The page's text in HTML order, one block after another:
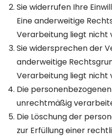
Sie widerrufen Ihre
Eine anderweitige
Verarbeitung liegt nicht
Sie widersprechen der
anderweitige
Verarbeitung liegt nicht
Die
unrechtmäßig
Die Löschung der
zur Erfüllung einer